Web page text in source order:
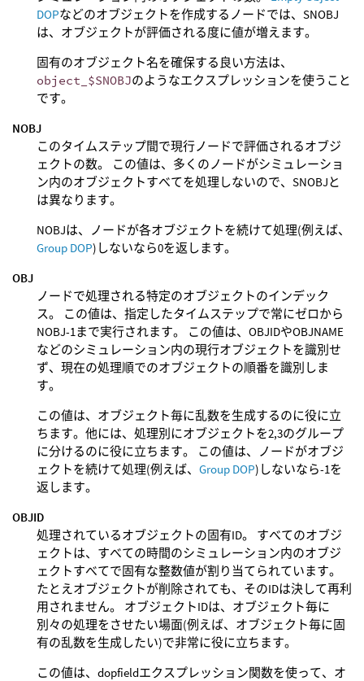
DOPなどのオブジェクトを作成するノードでは、SNOBJ
は、オブジェクトが評価される度に値が増えます。
固有のオブジェクト名を確保する良い方法は、
object_$SNOBJのようなエクスプレッションを使うこと
です。
NOBJ
このタイムステップ間で現行ノードで評価されるオブジ
ェクトの数。 この値は、多くのノードがシミュレーショ
ン内のオブジェクトすべてを処理しないので、SNOBJと
は異なります。
NOBJは、ノードが各オブジェクトを続けて処理(例えば、
Group DOP)しないなら0を返します。
OBJ
ノードで処理される特定のオブジェクトのインデック
ス。 この値は、指定したタイムステップで常にゼロから
NOBJ-1まで実行されます。 この値は、OBJIDやOBJNAME
などのシミュレーション内の現行オブジェクトを識別せ
ず、現在の処理順でのオブジェクトの順番を識別しま
す。
この値は、オブジェクト毎に乱数を生成するのに役に立
ちます。他には、処理別にオブジェクトを2,3のグループ
に分けるのに役に立ちます。 この値は、ノードがオブジ
ェクトを続けて処理(例えば、 Group DOP)しないなら-1を
返します。
OBJID
処理されているオブジェクトの固有ID。 すべてのオブジ
ェクトは、すべての時間のシミュレーション内のオブジ
ェクトすべてで固有な整数値が割り当てられています。
たとえオブジェクトが削除されても、そのIDは決して再利
用されません。 オブジェクトIDは、オブジェクト毎に
別々の処理をさせたい場面(例えば、オブジェクト毎に固
有の乱数を生成したい)で非常に役に立ちます。
この値は、dopfieldエクスプレッション関数を使って、オ